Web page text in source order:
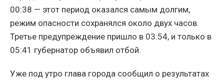
00:38 — этот период оказался самым долгим,
режим опасности сохранялся около двух часов.
Третье предупреждение пришло в 03:54, и только в
05:41 губернатор объявил отбой.
Уже под утро глава города сообщил о результатах